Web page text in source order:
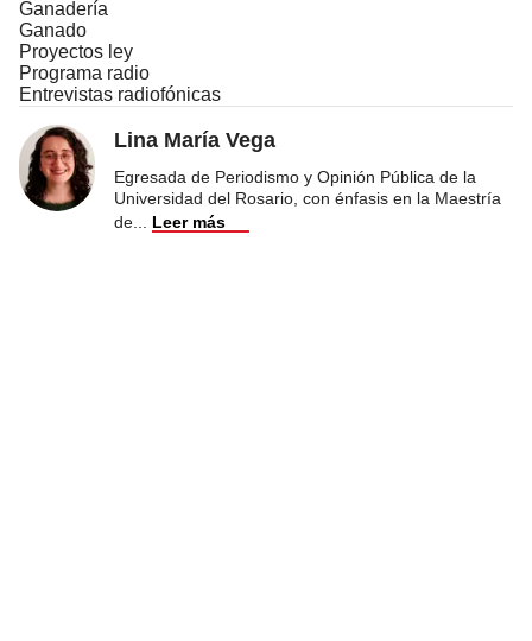
Ganadería
Ganado
Proyectos ley
Programa radio
Entrevistas radiofónicas
Lina María Vega
Egresada de Periodismo y Opinión Pública de la
Universidad del Rosario, con énfasis en la Maestría
de
Leer más